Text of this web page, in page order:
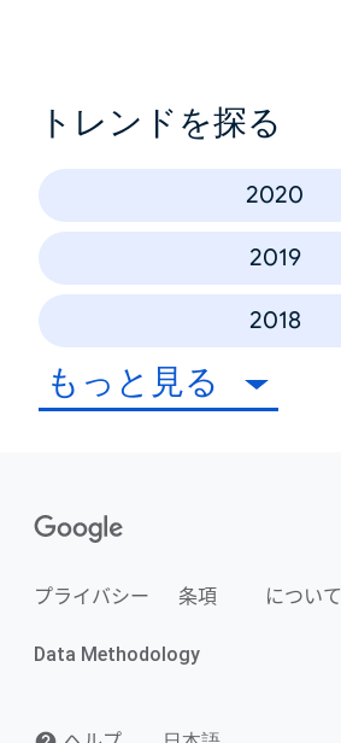
トレンドを探る
2020
2019
2018
もっと見る
プライバシー 条項 について
Data Methodology